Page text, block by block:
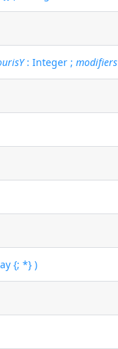
: Integer ;modifiers
{; *} )